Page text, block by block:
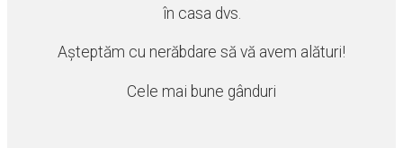
în casa dvs.
Așteptăm cu nerăbdare să vă avem alături!
Cele mai bune gânduri